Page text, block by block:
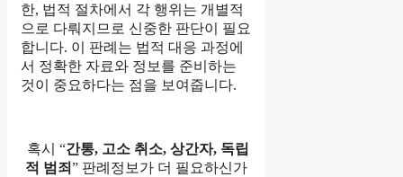
한, 법적 절차에서 각 행위는 개별적
으로 다뤄지므로 신중한 판단이 필요
합니다. 이 판례는 법적 대응 과정에
서 정확한 자료와 정보를 준비하는
것이 중요하다는 점을 보여줍니다.
혹시 “간통, 고소 취소, 상간자, 독립
적 범죄” 판례정보가 더 필요하신가